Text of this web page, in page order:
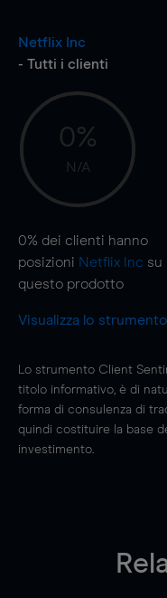
Netflix Inc
- Tutti i clienti
0%
N/A
0% dei clienti hanno
posizioni Netflix Inc su
questo prodotto
Visualizza lo strumento
Lo strumento Client
titolo informativo, è di
forma di consulenza di
quindi costituire la base
investimento.